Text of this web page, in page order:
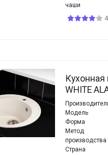
чаши
4
Кухонная
WHITE
Модель
Форма
Метод
производства
Страна